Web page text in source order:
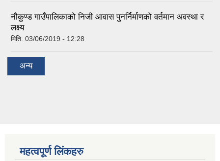
नौकुण्ड गाउँपालिकाको निजी आवास पुनर्निर्माणको वर्तमान अवस्था र
लक्ष्य
मिति: 03/06/2019 - 12:28
अन्य
महत्वपूर्ण लिंकहरु